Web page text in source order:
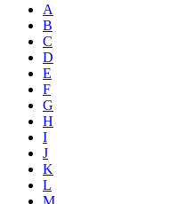
A
B
C
D
E
F
G
H
I
J
K
L
M